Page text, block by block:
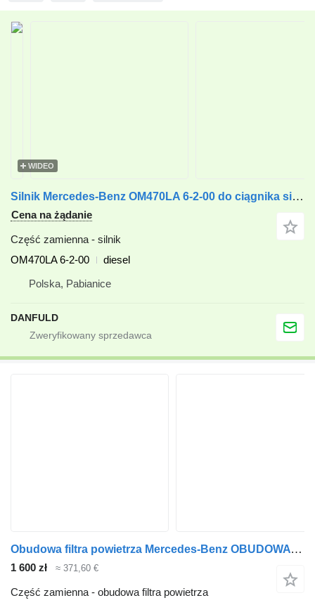
WIDEO
Silnik Mercedes-Benz OM470LA 6-2-00 do ciągnika siodłowego Mercedes-Benz AROCS, ANTOS
Cena na żądanie
Część zamienna - silnik
OM470LA 6-2-00
diesel
Polska, Pabianice
DANFULD
Obudowa filtra powietrza Mercedes-Benz OBUDOWA FILTRA PALIWA A4700900243 do ciągnika siodłowego Mercedes-Benz ATEGO AXOR ANTOS
1 600 zł ≈ 371,60 €
Część zamienna - obudowa filtra powietrza